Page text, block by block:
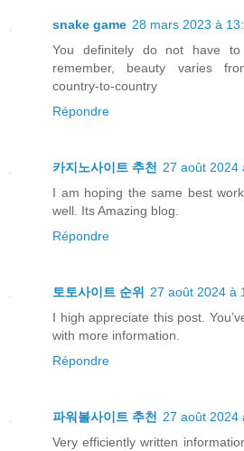
snake game 28 mars 2023 à
You definitely do not have
remember, beauty varies
country-to-country
Répondre
카지노사이트 추천
27 août 2024
I am hoping the same best
well. Its Amazing blog.
Répondre
토토사이트 순위
27 août 2024 à
I high appreciate this post.
with more information.
Répondre
파워볼사이트 추천 27 août 2024
Very efficiently written